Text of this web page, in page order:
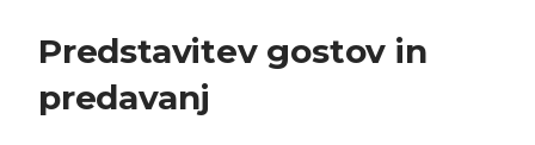
Predstavitev gostov in
predavanj